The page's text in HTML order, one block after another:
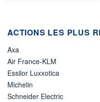
ACTIONS LES PLUS
Axa
Air France-KLM
Essilor Luxxotica
Michelin
Schneider Electric